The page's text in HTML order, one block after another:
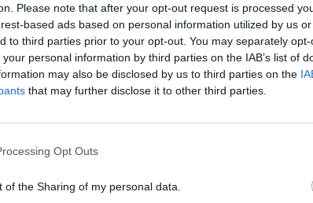
Please note that after your opt-out request is processed
based ads based on personal information utilized by us
to third parties prior to your opt-out. You may separately
personal information by third parties on the IAB’s list of
may also be disclosed by us to third parties on the
that may further disclose it to other third parties.
Opt Outs
of the Sharing of my personal data.